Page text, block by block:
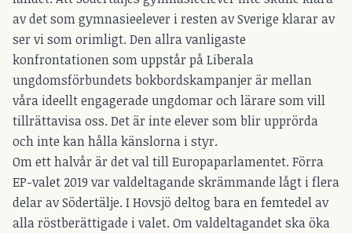
av det som gymnasieelever i resten av Sverige klarar av
ser vi som orimligt. Den allra vanligaste
konfrontationen som uppstår på Liberala
ungdomsförbundets bokbordskampanjer är mellan
våra ideellt engagerade ungdomar och lärare som vill
tillrättavisa oss. Det är inte elever som blir upprörda
och inte kan hålla känslorna i styr.
Om ett halvår är det val till Europaparlamentet. Förra
EP-valet 2019 var valdeltagande skrämmande lågt i flera
delar av Södertälje. I Hovsjö deltog bara en femtedel av
alla röstberättigade i valet. Om valdeltagandet ska öka